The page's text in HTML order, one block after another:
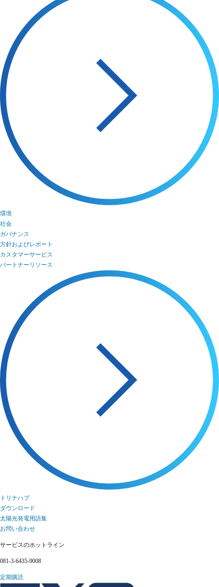
環境
社会
ガバナンス
方針およびレポート
カスタマーサービス
パートナーリソース
トリナハブ
ダウンロード
太陽光発電用語集
お問い合わせ
サービスのホットライン
081-3-6435-9008
定期購読